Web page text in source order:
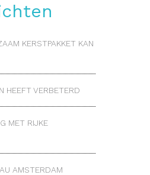
KERSTPAKKET KAN
HEEFT VERBETERD
MET RIJKE
AMSTERDAM